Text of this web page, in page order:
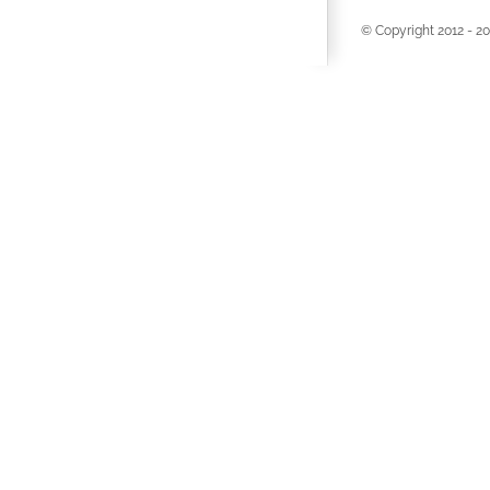
© Copyright 2012 -